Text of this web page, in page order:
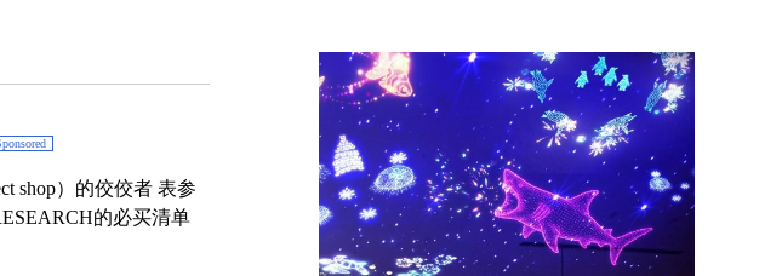
shop）的佼佼者 表参
的必买清单